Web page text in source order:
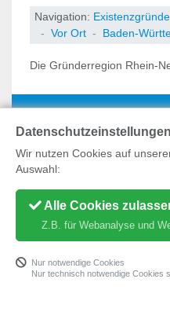
Navigation:
Vor Ort
Baden-
Die Gründerregion Rhein-
FÜR
Datenschutzeinstellungen
Wir nutzen Cookies auf
Auswahl:
Alle Cookies
Z.B. für Webanalyse und
Nur notwendige Cookies
Nur technisch notwendige Cookies